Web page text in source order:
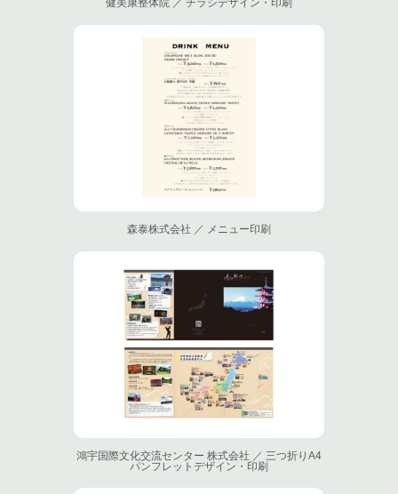
健美康整体院 ／ チラシデザイン・印刷
森泰株式会社 ／ メニュー印刷
鴻宇国際文化交流センター 株式会社 ／ 三つ折りA4
パンフレットデザイン・印刷